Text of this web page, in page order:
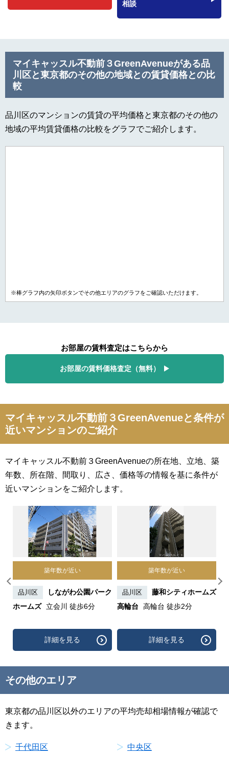
相談
マイキャッスル不動前３GreenAvenueがある品
川区と東京都のその他の地域との賃貸価格との比
較
品川区のマンションの賃貸の平均価格と東京都のその他の
地域の平均賃貸価格の比較をグラフでご紹介します。
※棒グラフ内の矢印ボタンでその他エリアのグラフをご確認いただけます。
お部屋の賃料査定はこちらから
お部屋の賃料価格査定（無料）
マイキャッスル不動前３GreenAvenueと条件が
近いマンションのご紹介
マイキャッスル不動前３GreenAvenueの所在地、立地、築
年数、所在階、間取り、広さ、価格等の情報を基に条件が
近いマンションをご紹介します。
築年数が近い
品川区
しながわ公園パーク
ホームズ 立会川 徒歩6分
詳細を見る
築年数が近い
品川区
藤和シティホームズ
高輪台
高輪台 徒歩2分
詳細を見る
その他のエリア
東京都の品川区以外のエリアの平均売却相場情報が確認で
きます。
千代田区 中央区